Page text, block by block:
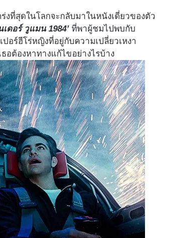
ที่สุดในโลกจะกลับมาในหนังเดี่ยวของตัว
เดอร์ วูแมน 1984’ ที่พาผู้ชมไปพบกับ
อร์ฮีโร่หญิงที่อยู่กับความเปลี่ยวเหงา
อต้องหาทางแก้ไขอย่างไรบ้าง